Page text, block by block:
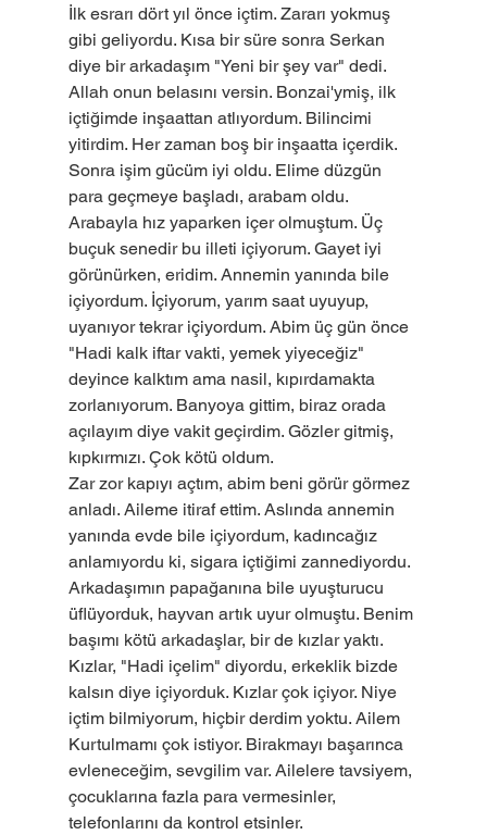
İlk esrarı dört yıl önce içtim. Zararı yokmuş
gibi geliyordu. Kısa bir süre sonra Serkan
diye bir arkadaşım "Yeni bir şey var" dedi.
Allah onun belasını versin. Bonzai'ymiş, ilk
içtiğimde inşaattan atlıyordum. Bilincimi
yitirdim. Her zaman boş bir inşaatta içerdik.
Sonra işim gücüm iyi oldu. Elime düzgün
para geçmeye başladı, arabam oldu.
Arabayla hız yaparken içer olmuştum. Üç
buçuk senedir bu illeti içiyorum. Gayet iyi
görünürken, eridim. Annemin yanında bile
içiyordum. İçiyorum, yarım saat uyuyup,
uyanıyor tekrar içiyordum. Abim üç gün önce
"Hadi kalk iftar vakti, yemek yiyeceğiz"
deyince kalktım ama nasil, kıpırdamakta
zorlanıyorum. Banyoya gittim, biraz orada
açılayım diye vakit geçirdim. Gözler gitmiş,
kıpkırmızı. Çok kötü oldum.
Zar zor kapıyı açtım, abim beni görür görmez
anladı. Aileme itiraf ettim. Aslında annemin
yanında evde bile içiyordum, kadıncağız
anlamıyordu ki, sigara içtiğimi zannediyordu.
Arkadaşımın papağanına bile uyuşturucu
üflüyorduk, hayvan artık uyur olmuştu. Benim
başımı kötü arkadaşlar, bir de kızlar yaktı.
Kızlar, "Hadi içelim" diyordu, erkeklik bizde
kalsın diye içiyorduk. Kızlar çok içiyor. Niye
içtim bilmiyorum, hiçbir derdim yoktu. Ailem
Kurtulmamı çok istiyor. Birakmayı başarınca
evleneceğim, sevgilim var. Ailelere tavsiyem,
çocuklarına fazla para vermesinler,
telefonlarını da kontrol etsinler.